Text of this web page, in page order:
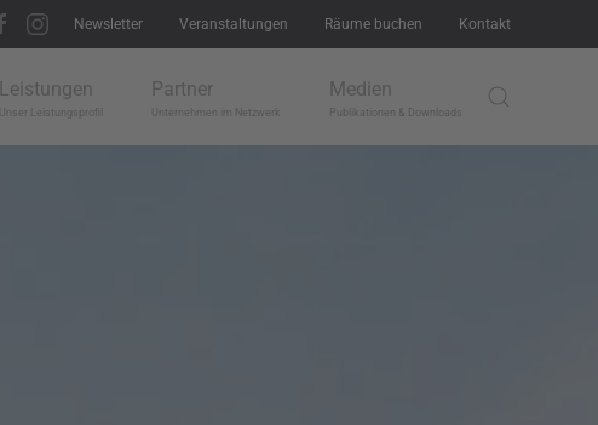
Newsletter Veranstaltungen Räume buchen Kontakt
Leistungen
Unser Leistungsprofil
Partner
Unternehmen im Netzwerk
Medien
Publikationen & Downloads